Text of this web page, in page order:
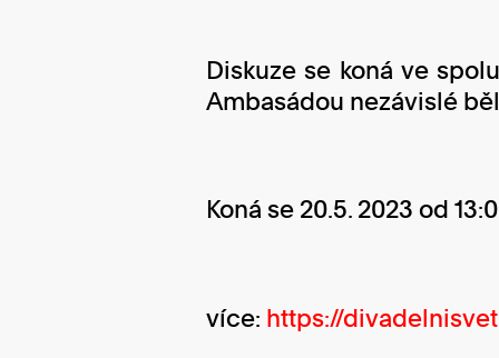
Diskuze se koná ve
Ambasádou nezávislé
Koná se 20.5. 2023 od
více: https://